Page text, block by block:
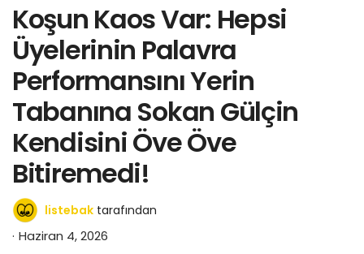
Koşun Kaos Var: Hepsi
Üyelerinin Palavra
Performansını Yerin
Tabanına Sokan Gülçin
Kendisini Öve Öve
Bitiremedi!
listebak tarafından
Haziran 4, 2026